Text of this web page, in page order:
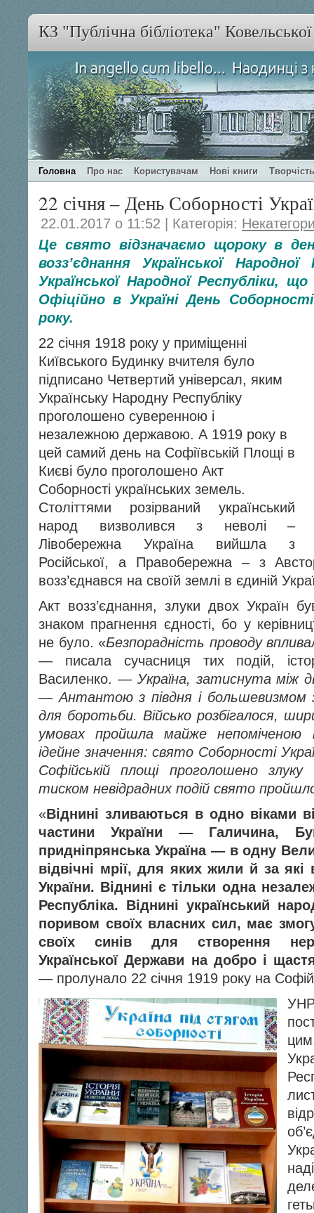
КЗ "Публічна бібліотека"
Головна Про нас Користувачам Нові книги
22 січня – День Соборності
22.01.2017 о 11:52 | Категорія:
Це свято відзначаємо щороку в
возз’єднання Української
Української Народної Республіки,
Офіційно в Україні День
року.
22 січня 1918 року у приміщенні
Київського Будинку вчителя було
підписано Четвертий універсал, яким
Українську Народну Республіку
проголошено суверенною і
незалежною державою. А 1919 року в
цей самий день на Софіївській Площі в
Києві було проголошено Акт
Соборності українських земель.
Століттями розірваний український
народ визволився з неволі –
Лівобережна Україна вийшла з
Російської, а Правобережна – з
возз’єднався на своїй землі в єдиній
Акт возз’єднання, злуки двох Україн
знаком прагнення єдності, бо у
не було. «Безпорадність проводу
— писала сучасниця тих подій,
Василенко. — Україна, затиснута між
— Антантою з півдня і большевизмом
для боротьби. Військо розбігалося,
умовах пройшла майже непоміченою
ідейне значення: свято Соборності
Софійській площі проголошено
тиском невідрадних подій свято
«Віднині зливаються в одно віками
частини України — Галичина,
придніпрянська Україна — в одну
відвічні мрії, для яких жили й за
України. Віднині є тільки одна
Республіка. Віднині український
поривом своїх власних сил, має
своїх синів для створення
Української Держави на добро і
— пролунало 22 січня 1919 року на